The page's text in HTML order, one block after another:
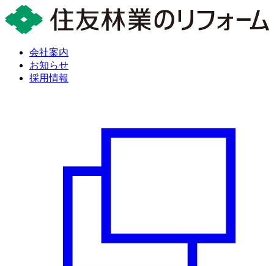
会社案内
お知らせ
採用情報